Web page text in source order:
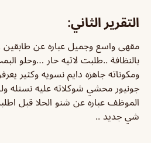
التقرير الثاني:
مقهى واسع وجميل عباره عن طابقين
بالنظافة ..طلبت لاتيه حار …وحلو
ومكوناته جاهزه دايم نسويه وكثير
جونيور محشي شوكلاته عليه نستله
الموظف عباره عن شنو الحلا قبل
شي جديد ..